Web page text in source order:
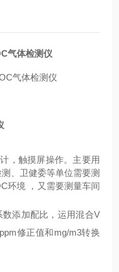
气体检测仪
，触摸屏操作。主要用
、卫健委等单位需要测
环境 ，又需要测量车间
添加配比，运用混合V
修正值和mg/m3转换